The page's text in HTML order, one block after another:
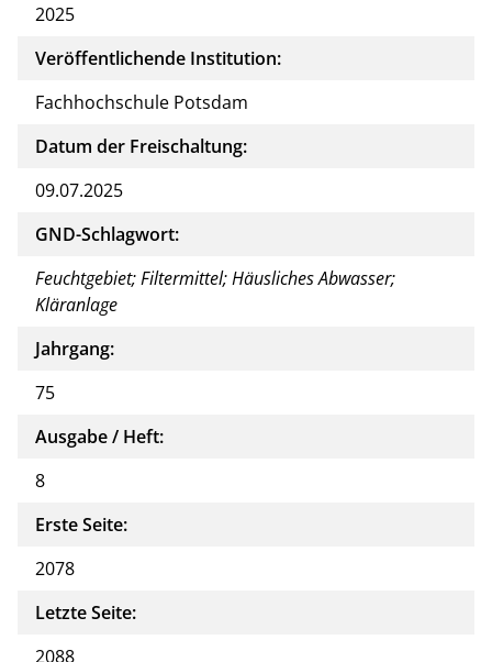
2025
Veröffentlichende Institution:
Fachhochschule Potsdam
Datum der Freischaltung:
09.07.2025
GND-Schlagwort:
Feuchtgebiet; Filtermittel; Häusliches Abwasser;
Kläranlage
Jahrgang:
75
Ausgabe / Heft:
8
Erste Seite:
2078
Letzte Seite:
2088